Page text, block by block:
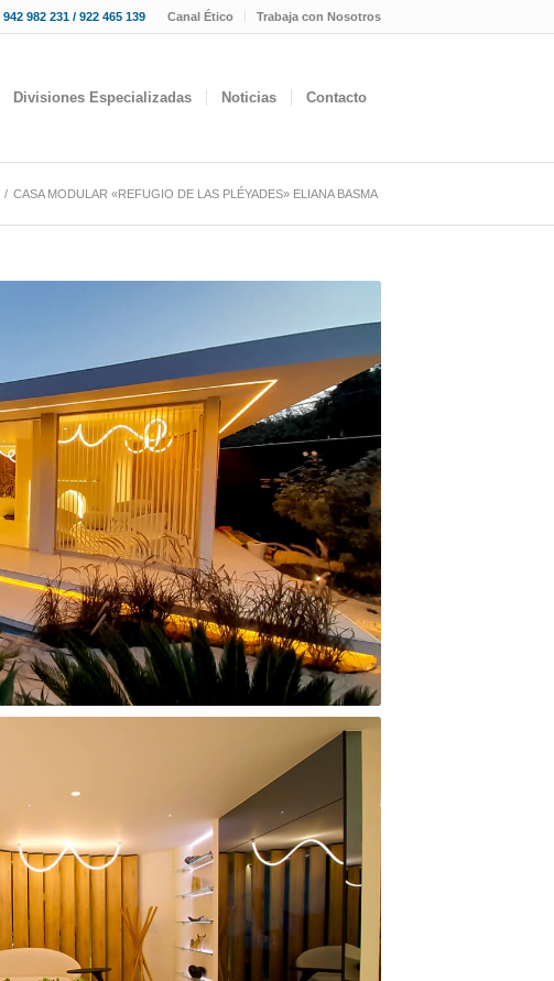
Canal Ético Trabaja con Nosotros
942 982 231 / 922 465 139
Divisiones Especializadas Noticias Contacto
/ CASA MODULAR «REFUGIO DE LAS PLÉYADES» ELIANA BASMA